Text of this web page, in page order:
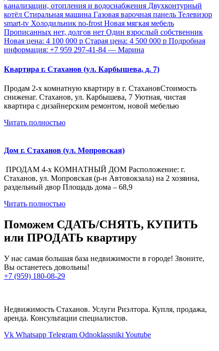
Квартира г. Стаханов (ул. Карбышева, д. 7)
Продам 2-х комнатную квартиру в г. СтахановСтоимость
сниженаг. Стаханов, ул. Карбышева, 7 Уютная, чистая
квартира с дизайнерским ремонтом, новой мебелью
Читать полностью
Дом г. Стаханов (ул. Мопровская)
ПРОДАМ 4-х КОМНАТНЫЙ ДОМ Расположение: г.
Стаханов, ул. Мопровская (р-н Автовокзала) на 2 хозяина,
раздельный двор Площадь дома – 68,9
Читать полностью
Поможем СДАТЬ/СНЯТЬ, КУПИТЬ
или ПРОДАТЬ квартиру
У нас самая большая база недвижимости в городе! Звоните,
Вы останетесь довольны!
+7 (959) 180-08-29
Недвижимость Стаханов. Услуги Риэлтора. Купля, продажа,
аренда. Консультации специалистов.
Vk Whatsapp Telegram Odnoklassniki Youtube